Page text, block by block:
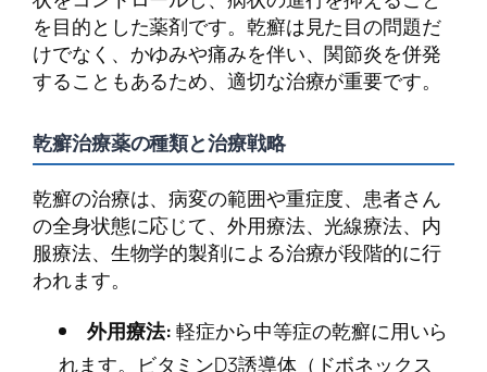
を目的とした薬剤です。乾癬は見た目の問題だ
けでなく、かゆみや痛みを伴い、関節炎を併発
することもあるため、適切な治療が重要です。
乾癬治療薬の種類と治療戦略
乾癬の治療は、病変の範囲や重症度、患者さん
の全身状態に応じて、外用療法、光線療法、内
服療法、生物学的製剤による治療が段階的に行
われます。
外用療法:軽症から中等症の乾癬に用いら
れます。ビタミンD3誘導体（ドボネックス